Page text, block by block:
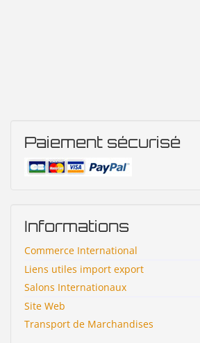
Paiement sécurisé
Informations
Commerce International
Liens utiles import export
Salons Internationaux
Site Web
Transport de Marchandises